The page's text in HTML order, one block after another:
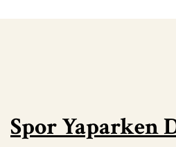
Spor Yaparken